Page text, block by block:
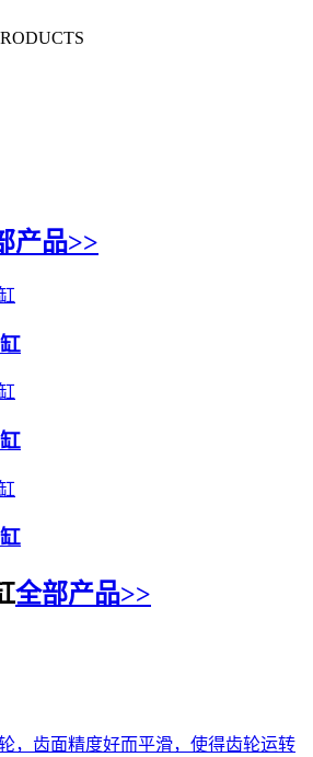
产品>>
全部产品>>
，齿面精度好而平滑，使得齿轮运转